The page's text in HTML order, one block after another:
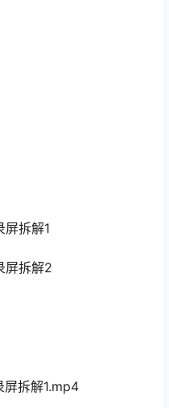
拆解1
屏拆解2
拆解1.mp4